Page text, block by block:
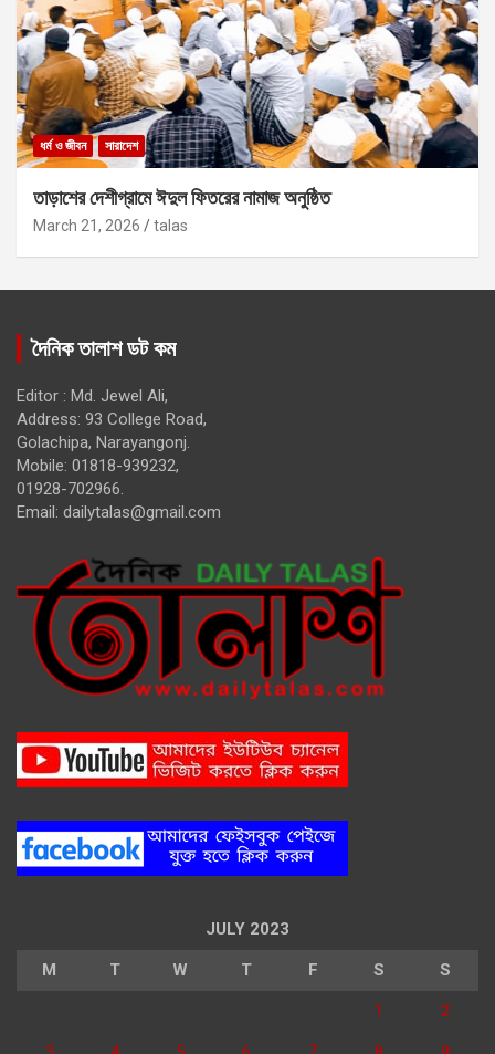
ধর্ম ও জীবন সারাদেশ
তাড়াশের দেশীগ্রামে ঈদুল ফিতরের নামাজ অনুষ্ঠিত
March 21, 2026 talas
দৈনিক তালাশ ডট কম
Editor : Md. Jewel Ali,
Address: 93 College Road,
Golachipa, Narayangonj.
Mobile: 01818-939232,
01928-702966.
Email: dailytalas@gmail.com
JULY 2023
M T W T F S S
1 2